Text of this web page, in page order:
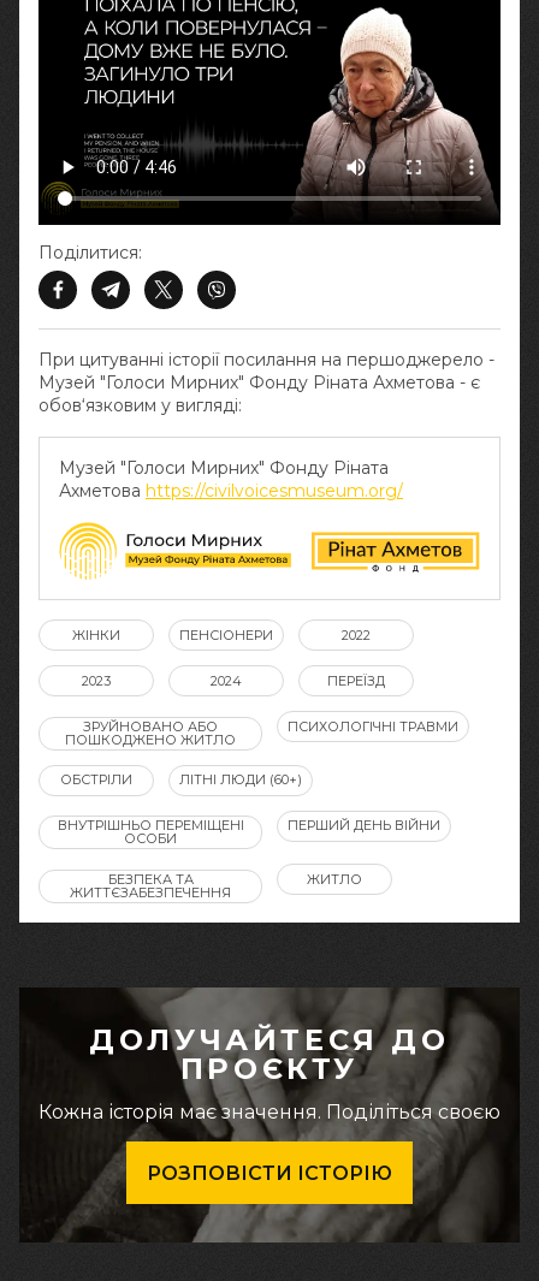
При цитуванні історії посилання на першоджерело -
Музей "Голоси Мирних" Фонду Ріната Ахметова - є
обов‘язковим у вигляді:
Музей "Голоси Мирних" Фонду Ріната
Ахметова https://civilvoicesmuseum.org/
Поділитися:
ЖІНКИ ПЕНСІОНЕРИ 2022
2023 2024 ПЕРЕЇЗД
ЗРУЙНОВАНО АБО
ПОШКОДЖЕНО ЖИТЛО
ПСИХОЛОГІЧНІ ТРАВМИ
ОБСТРІЛИ ЛІТНІ ЛЮДИ (60+)
ВНУТРІШНЬО ПЕРЕМІЩЕНІ
ОСОБИ
ПЕРШИЙ ДЕНЬ ВІЙНИ
БЕЗПЕКА ТА
ЖИТТЄЗАБЕЗПЕЧЕННЯ
ЖИТЛО
ДОЛУЧАЙТЕСЯ ДО
ПРОЄКТУ
Кожна історія має значення. Поділіться своєю
РОЗПОВІСТИ ІСТОРІЮ